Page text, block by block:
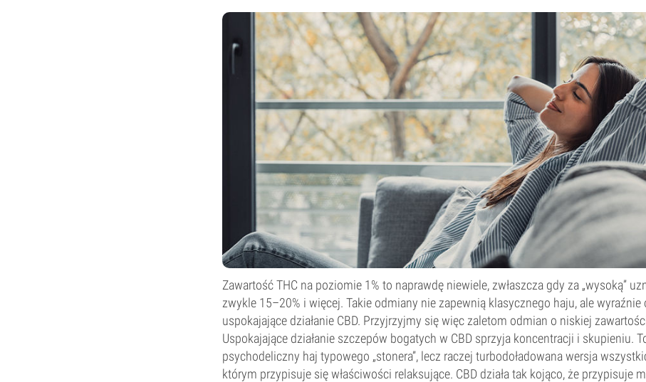
Zawartość THC na poziomie 1% to naprawdę niewiele, zwłaszcza gdy za „wysoką”
zwykle 15–20% i więcej. Takie odmiany nie zapewnią klasycznego haju, ale wyraźnie
uspokajające działanie CBD. Przyjrzyjmy się więc zaletom odmian o niskiej
Uspokajające działanie szczepów bogatych w CBD sprzyja koncentracji i skupieniu.
psychodeliczny haj typowego „stonera”, lecz raczej turbodoładowana wersja
którym przypisuje się właściwości relaksujące. CBD działa tak kojąco, że przypisuje